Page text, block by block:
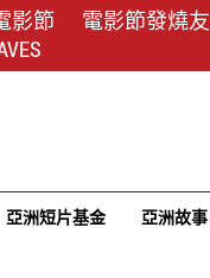
影節
電影節發燒友
亞洲短片基金 亞洲故